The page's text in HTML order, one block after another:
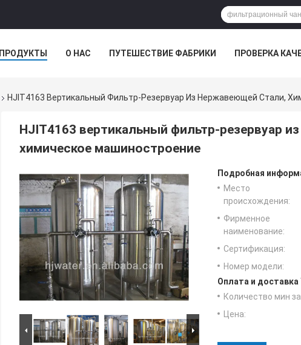
ПРОДУКТЫ О НАС ПУТЕШЕСТВИЕ ФАБРИКИ ПРОВЕРКА
HJIT4163 Вертикальный Фильтр-Резервуар Из Нержавеющей Стали,
HJIT4163 вертикальный фильтр-резервуар
химическое машиностроение
Подробная
Место
происхождения:
Фирменное
наименование:
Сертификация:
Номер модели:
Оплата и доставка
Количество мин
Цена: